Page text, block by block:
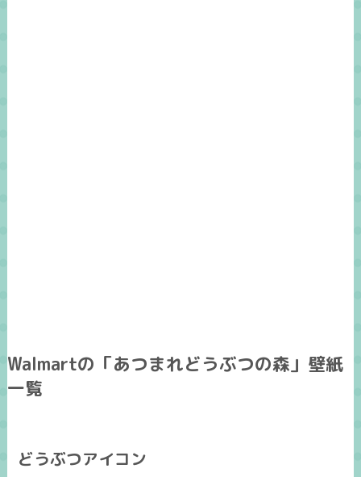
Walmartの「あつまれどうぶつの森」壁紙
一覧
どうぶつアイコン